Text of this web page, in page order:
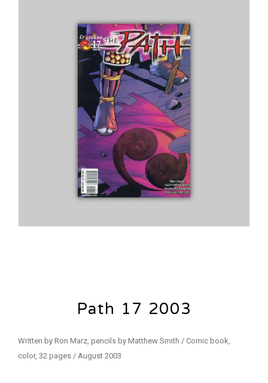
Path 17 2003
Written by Ron Marz, pencils by Matthew Smith / Comic book,
color, 32 pages / August 2003